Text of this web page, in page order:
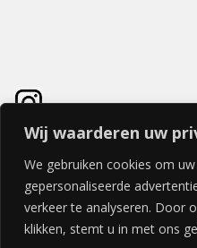
Wij waarderen uw
We gebruiken cookies om
gepersonaliseerde
verkeer te analyseren. Door
klikken, stemt u in met ons
TELAIO DEUR 40x180cm
€260,15